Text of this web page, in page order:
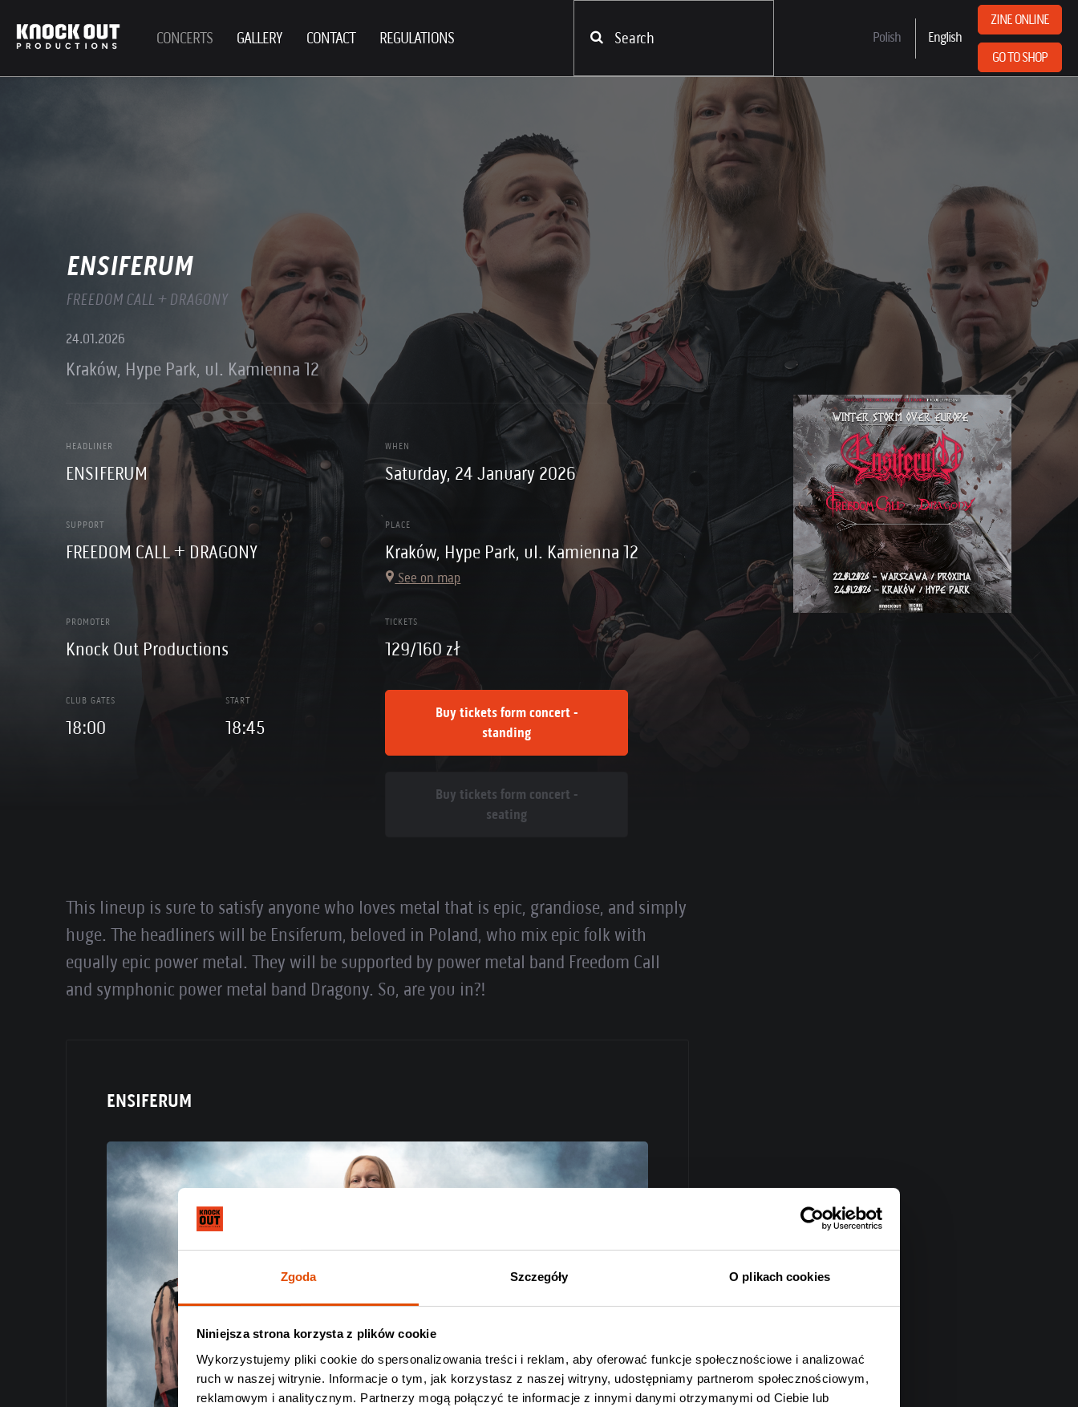
Zgoda Szczegóły O plikach cookies
Niniejsza strona korzysta z plików cookie
Wykorzystujemy pliki cookie do spersonalizowania treści i reklam, aby oferować funkcje społecznościowe i analizować
ruch w naszej witrynie. Informacje o tym, jak korzystasz z naszej witryny, udostępniamy partnerom społecznościowym,
reklamowym i analitycznym. Partnerzy mogą połączyć te informacje z innymi danymi otrzymanymi od Ciebie lub
CONCERTS GALLERY CONTACT REGULATIONS Polish English
ZINE ONLINE
GO TO SHOP
ENSIFERUM
FREEDOM CALL + DRAGONY
24.01.2026
Kraków, Hype Park, ul. Kamienna 12
HEADLINER
ENSIFERUM
WHEN
Saturday, 24 January 2026
SUPPORT
FREEDOM CALL + DRAGONY
PLACE
Kraków, Hype Park, ul. Kamienna 12
See on map
PROMOTER
Knock Out Productions
TICKETS
129/160 zł
CLUB GATES
18:00
START
18:45
Buy tickets form concert -
standing
Buy tickets form concert -
seating
This lineup is sure to satisfy anyone who loves metal that is epic, grandiose, and simply
huge. The headliners will be Ensiferum, beloved in Poland, who mix epic folk with
equally epic power metal. They will be supported by power metal band Freedom Call
and symphonic power metal band Dragony. So, are you in?!
ENSIFERUM